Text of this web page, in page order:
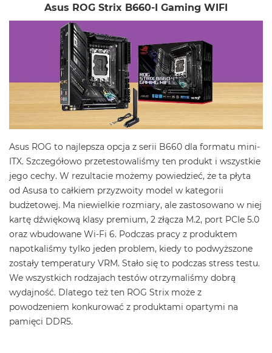
Asus ROG Strix B660-I Gaming WIFI
Asus ROG to najlepsza opcja z serii B660 dla formatu mini-
ITX. Szczegółowo przetestowaliśmy ten produkt i wszystkie
jego cechy. W rezultacie możemy powiedzieć, że ta płyta
od Asusa to całkiem przyzwoity model w kategorii
budżetowej. Ma niewielkie rozmiary, ale zastosowano w niej
kartę dźwiękową klasy premium, 2 złącza M.2, port PCIe 5.0
oraz wbudowane Wi-Fi 6. Podczas pracy z produktem
napotkaliśmy tylko jeden problem, kiedy to podwyższone
zostały temperatury VRM. Stało się to podczas stress testu.
We wszystkich rodzajach testów otrzymaliśmy dobrą
wydajność. Dlatego też ten ROG Strix może z
powodzeniem konkurować z produktami opartymi na
pamięci DDR5.